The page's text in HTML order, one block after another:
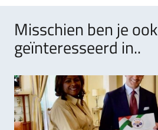
Misschien ben je ook
geïnteresseerd in..